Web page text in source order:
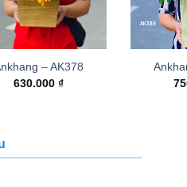
– AK378
630.000₫